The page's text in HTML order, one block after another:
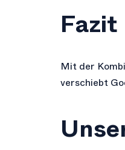
Fazit
Mit der
verschiebt